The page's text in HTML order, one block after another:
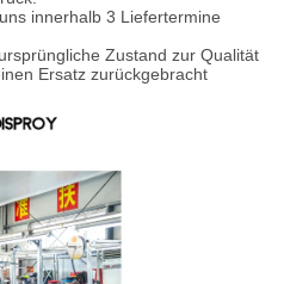
innerhalb 3 Liefertermine
Zustand zur Qualität
Ersatz zurückgebracht